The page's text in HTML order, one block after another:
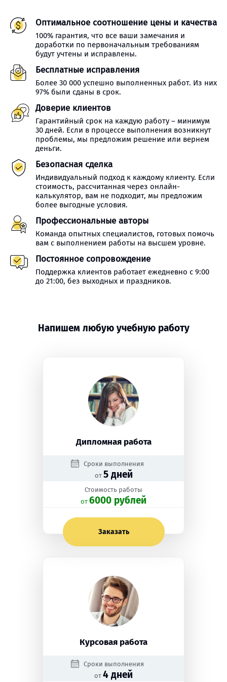
Оптимальное соотношение цены и качества
100% гарантия, что все ваши замечания и
доработки по первоначальным требованиям
будут учтены и исправлены.
Бесплатные исправления
Более 30 000 успешно выполненных работ. Из них
97% были сданы в срок.
Доверие клиентов
Гарантийный срок на каждую работу – минимум
30 дней. Если в процессе выполнения возникнут
проблемы, мы предложим решение или вернем
деньги.
Безопасная сделка
Индивидуальный подход к каждому клиенту. Если
стоимость, рассчитанная через онлайн-
калькулятор, вам не подходит, мы предложим
более выгодные условия.
Профессиональные авторы
Команда опытных специалистов, готовых помочь
вам с выполнением работы на высшем уровне.
Постоянное сопровождение
Поддержка клиентов работает ежедневно с 9:00
до 21:00, без выходных и праздников.
Напишем любую учебную работу
Дипломная работа
Сроки выполнения
от 5 дней
Стоимость работы
oт 6000 рублей
Заказать
Курсовая работа
Сроки выполнения
от 4 дней